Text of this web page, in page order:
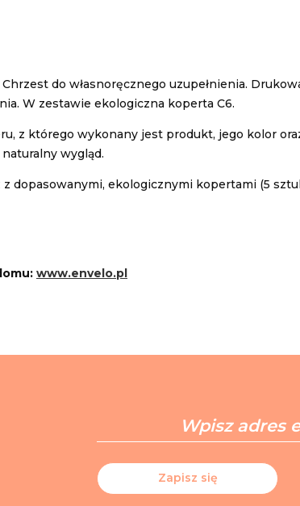
do własnoręcznego uzupełnienia.
W zestawie ekologiczna koperta C6.
z którego wykonany jest produkt, jego kolor
wygląd.
z dopasowanymi, ekologicznymi kopertami (5
www.envelo.pl
Zapisz się